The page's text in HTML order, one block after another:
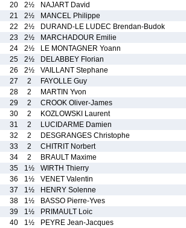
20
2½
NAJART David
21
2½
MANCEL Philippe
22
2½
DURAND-LE LUDEC Brendan-Budok
23
2½
MARCHADOUR Emilie
24
2½
LE MONTAGNER Yoann
25
2½
DELABBEY Florian
26
2½
VAILLANT Stephane
27
2
FAYOLLE Guy
28
2
MARTIN Yvon
29
2
CROOK Oliver-James
30
2
KOZLOWSKI Laurent
31
2
LUCIDARME Damien
32
2
DESGRANGES Christophe
33
2
CHITRIT Norbert
34
2
BRAULT Maxime
35
1½
WIRTH Thierry
36
1½
VENET Valentin
37
1½
HENRY Solenne
38
1½
BASSO Pierre-Yves
39
1½
PRIMAULT Loic
40
1½
PEYRE Jean-Jacques